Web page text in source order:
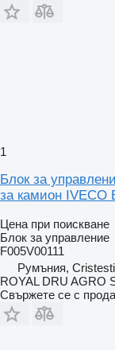
1
Блок за
за камион IVECO
Цена при поискване
Блок за управление
F005V00111
Румъния, Cristesti
ROYAL DRU AGRO
Свържете се с